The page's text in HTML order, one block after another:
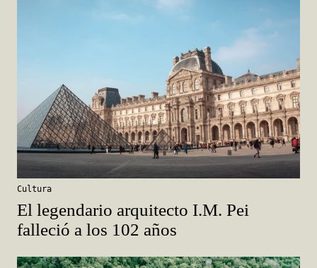
Cultura
El legendario arquitecto I.M. Pei
falleció a los 102 años